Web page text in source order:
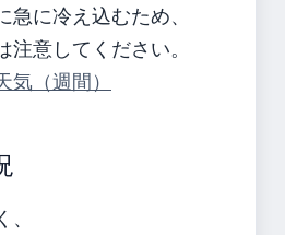
に冷え込むため、
意してください。
気（週間）